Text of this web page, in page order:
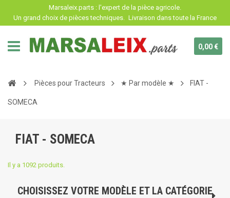
Marsaleix.parts : l'expert de la pièce agricole.
Un grand choix de pièces techniques. Livraison dans toute la France
0,00 €
Pièces pour Tracteurs ★ Par modèle ★ FIAT -
SOMECA
FIAT - SOMECA
Il y a 1092 produits.
CHOISISSEZ VOTRE MODÈLE ET LA CATÉGORIE
Panneau de gestion des cookies